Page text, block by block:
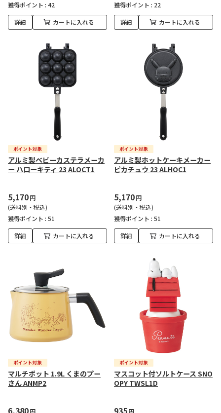
獲得ポイント : 42
詳細 カートに入れる
獲得ポイント : 22
詳細 カートに入れる
アルミ製ベビーカステラメーカ
ー ハローキティ 23 ALOCT1
5,170円
(送料別・税込)
獲得ポイント : 51
詳細 カートに入れる
アルミ製ホットケーキメーカー
ピカチュウ 23 ALHOC1
5,170円
(送料別・税込)
獲得ポイント : 51
詳細 カートに入れる
マルチポット 1.9L くまのプー
さん ANMP2
6,380円
マスコット付ソルトケース SNO
OPY TWSL1D
935円